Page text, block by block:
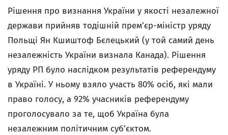
Рішення про визнання України у якості незалежної
держави прийняв тодішній прем’єр-міністр уряду
Польщі Ян Кшиштоф Бєлецький (у той самий день
незалежність України визнала Канада). Рішення
уряду РП було наслідком результатів референдуму
в Україні. У ньому взяло участь 80% осіб, які мали
право голосу, а 92% учасників референдуму
проголосувало за те, щоб Україна була
незалежним політичним суб’єктом.